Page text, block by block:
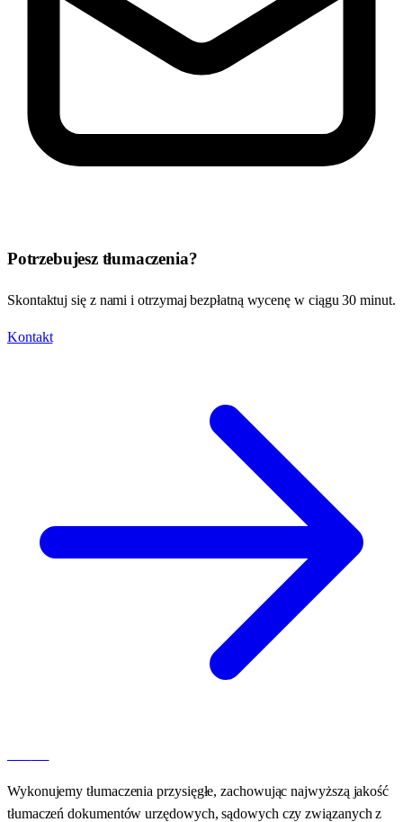
Potrzebujesz tłumaczenia?
Skontaktuj się z nami i otrzymaj bezpłatną wycenę w ciągu 30 minut.
Kontakt
Wykonujemy tłumaczenia przysięgłe, zachowując najwyższą jakość
tłumaczeń dokumentów urzędowych, sądowych czy związanych z